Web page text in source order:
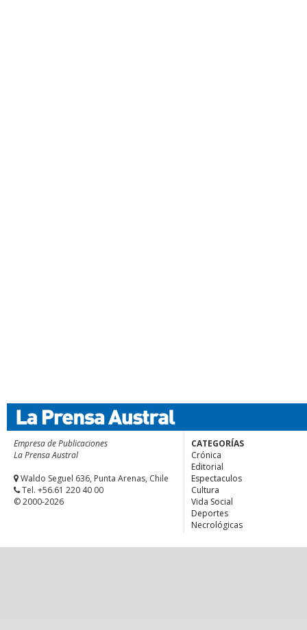
Empresa de Publicaciones
La Prensa Austral
Waldo Seguel 636, Punta Arenas, Chile
Tel. +56.61 220 40 00
© 2000-2026
CATEGORÍAS
Crónica
Editorial
Espectaculos
Cultura
Vida Social
Deportes
Necrológicas